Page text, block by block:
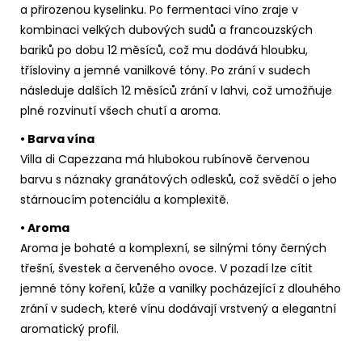
a přirozenou kyselinku. Po fermentaci víno zraje v
kombinaci velkých dubových sudů a francouzských
bariků po dobu 12 měsíců, což mu dodává hloubku,
třísloviny a jemné vanilkové tóny. Po zrání v sudech
následuje dalších 12 měsíců zrání v lahvi, což umožňuje
plné rozvinutí všech chutí a aroma.
• Barva vína
Villa di Capezzana má hlubokou rubínově červenou
barvu s náznaky granátových odlesků, což svědčí o jeho
stárnoucím potenciálu a komplexitě.
• Aroma
Aroma je bohaté a komplexní, se silnými tóny černých
třešní, švestek a červeného ovoce. V pozadí lze cítit
jemné tóny koření, kůže a vanilky pocházející z dlouhého
zrání v sudech, které vínu dodávají vrstvený a elegantní
aromatický profil.